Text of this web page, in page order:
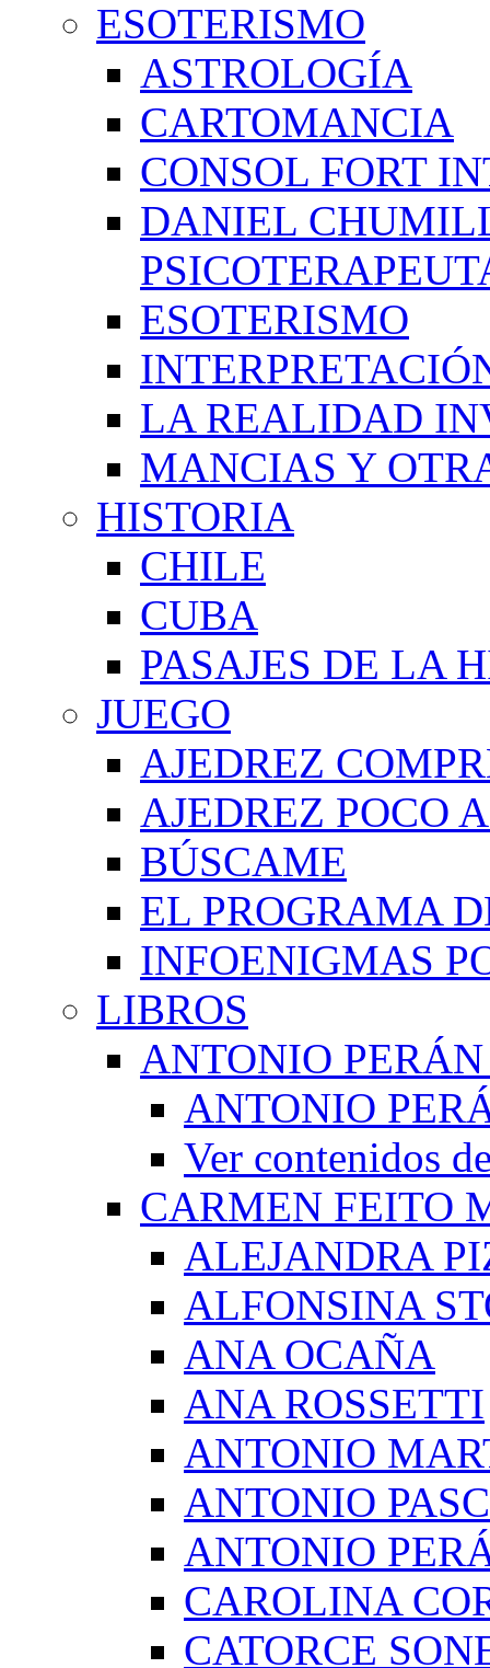
ESOTERISMO
ASTROLOGÍA
CARTOMANCIA
CONSOL FORT
DANIEL
ESOTERISMO
LA REALIDAD
MANCIAS Y
HISTORIA
CHILE
CUBA
PASAJES DE LA
JUEGO
AJEDREZ
AJEDREZ POCO
BÚSCAME
EL PROGRAMA
INFOENIGMAS
LIBROS
ANTONIO
ANTONIO
Ver contenidos
CARMEN FEITO
ALEJANDRA
ALFONSINA
ANA OCAÑA
ANA ROSSETTI
ANTONIO
ANTONIO
ANTONIO
CAROLINA
CATORCE